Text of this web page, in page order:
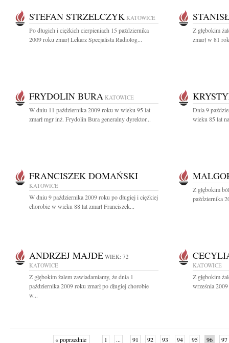
STEFAN STRZELCZYK KATOWICE
Po długich i ciężkich cierpieniach 15 października
2009 roku zmarł Lekarz Specjalista Radiolog...
Z głębokim
zmarł w 81
FRYDOLIN BURA KATOWICE
W dniu 11 października 2009 roku w wieku 95 lat
zmarł mgr inż. Frydolin Bura generalny dyrektor...
Dnia 9
wieku 85 lat
FRANCISZEK DOMAŃSKI
KATOWICE
W dniu 9 października 2009 roku po długiej i ciężkiej
chorobie w wieku 88 lat zmarł Franciszek...
Z głębokim
października
ANDRZEJ MAJDE WIEK: 72
KATOWICE
Z głębokim żalem zawiadamiamy, że dnia 1
października 2009 roku zmarł po długiej chorobie
w...
KATOWICE
Z głębokim
września
« poprzednie 1 ... 91 92 93 94 95 96 97